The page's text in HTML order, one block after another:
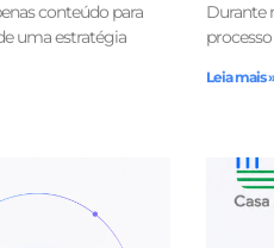
conteúdo para
uma estratégia
Durante
Leia mais »